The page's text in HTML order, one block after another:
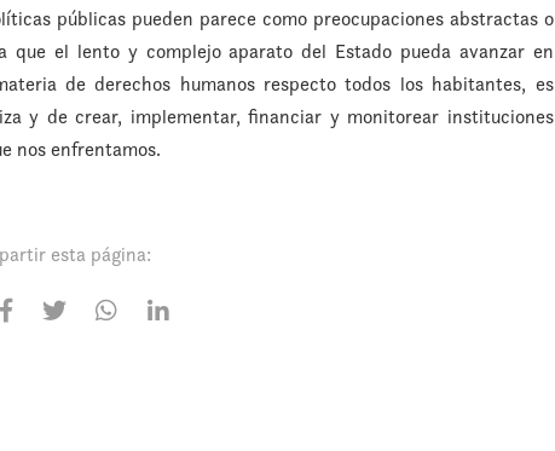
públicas pueden parece como preocupaciones abstractas o
que el lento y complejo aparato del Estado pueda avanzar en
de derechos humanos respecto todos los habitantes, es
y de crear, implementar, financiar y monitorear instituciones
nos enfrentamos.
esta página: